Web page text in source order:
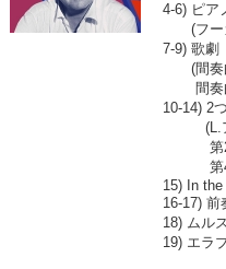
これまでにボルティモア交響楽団
モニー管弦楽団、ダラス交響楽団
弦楽団（旧ハンブルク北ドイツ放
団、フィルハーモニア管弦楽団、
ム・フィルハーモニー管弦楽団、
団、ケルンWDR交響楽団、ロンド
響楽団、ベルリン・ドイツ・オペ
場、マリインスキー劇場、フィン
の優れたオーケストラとオペラカ
またDGG（ショスタコーヴィチ
に）、BIS（２つのカンヌ・クラ
レーベルに録音している。ソニー
CD of the Monthに選ばれた（神尾
4-6) ピア
(フーガ
7-9) 歌劇
(間奏曲
間奏
10-14) 2
(L.アト
第2曲:
第4曲:
15) In
16-17)
18) ムル
19) エラ